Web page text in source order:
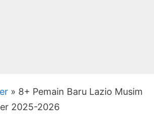
» 8+ Pemain Baru Lazio Musim
2025-2026